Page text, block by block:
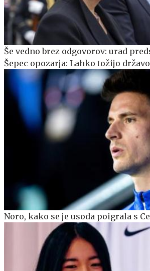
Še vedno brez odgovorov: urad
Šepec opozarja: Lahko tožijo državo
Noro, kako se je usoda poigrala s